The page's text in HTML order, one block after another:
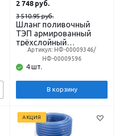
Шланг поливочный
ТЭП армированный
трёхслойный
AQWAVIM, 1/2 дюйма,
12 x 18 мм, 50 м,
жёлтый с серой
бирюзовый
4 шт.
Артикул: НФ-00009346/
НФ-00009596
2 748 руб.
3 510.95 руб.
В корзину
АКЦИЯ